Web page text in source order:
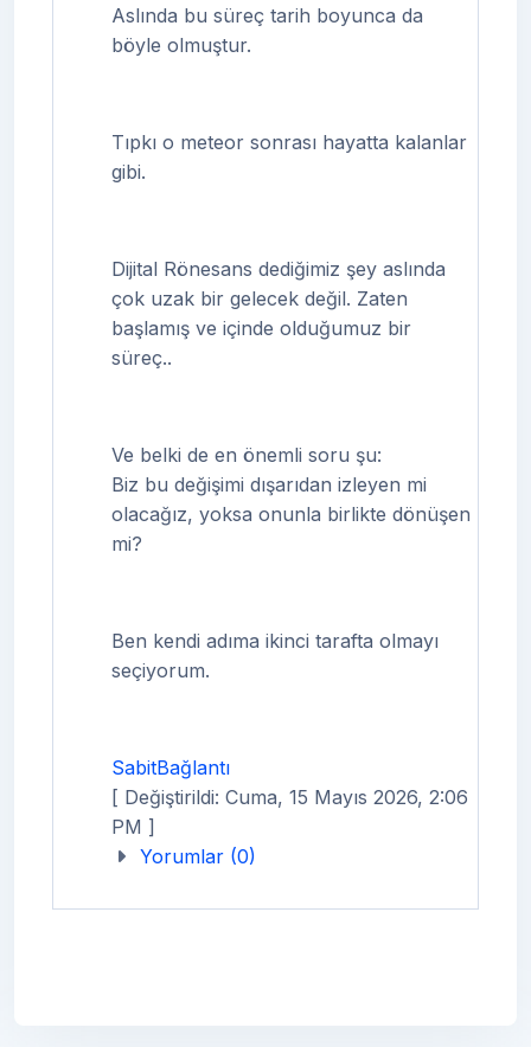
Aslında bu süreç tarih boyunca da
böyle olmuştur.
Tıpkı o meteor sonrası hayatta kalanlar
gibi.
Dijital Rönesans dediğimiz şey aslında
çok uzak bir gelecek değil. Zaten
başlamış ve içinde olduğumuz bir
süreç..
Ve belki de en önemli soru şu:
Biz bu değişimi dışarıdan izleyen mi
olacağız, yoksa onunla birlikte dönüşen
mi?
Ben kendi adıma ikinci tarafta olmayı
seçiyorum.
SabitBağlantı
[ Değiştirildi: Cuma, 15 Mayıs 2026, 2:06
PM ]
Yorumlar (0)